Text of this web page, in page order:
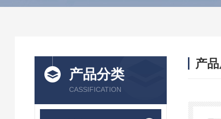
产品分类
CASSIFICATION
产